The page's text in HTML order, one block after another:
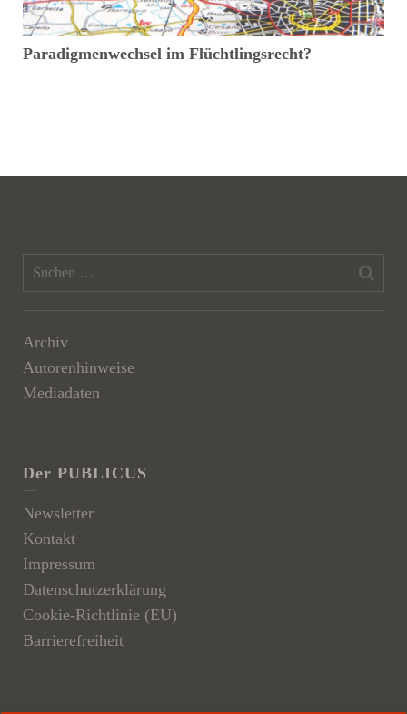
Paradigmenwechsel im Flüchtlingsrecht?
Archiv
Autorenhinweise
Mediadaten
Der PUBLICUS
Newsletter
Kontakt
Impressum
Datenschutzerklärung
Cookie-Richtlinie (EU)
Barrierefreiheit